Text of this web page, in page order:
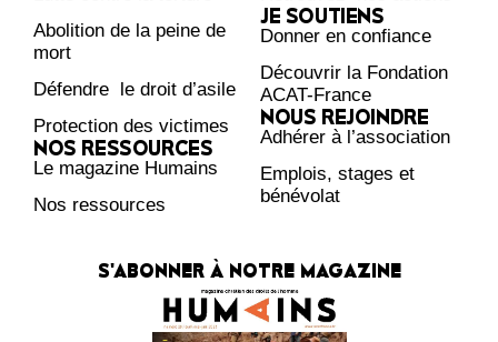
Abolition de la peine de
mort
Défendre le droit d’asile
Protection des victimes
NOS RESSOURCES
Le magazine Humains
Nos ressources
JE SOUTIENS
Donner en confiance
Découvrir la Fondation
ACAT-France
NOUS REJOINDRE
Adhérer à l’association
Emplois, stages et
bénévolat
S'ABONNER À NOTRE MAGAZINE